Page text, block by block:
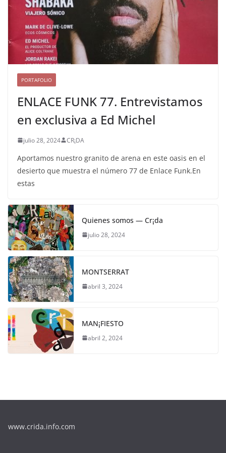
PORTAFOLIO
ENLACE FUNK 77. Entrevistamos
en exclusiva a Ed Michel
julio 28, 2024 CR¡DA
Aportamos nuestro granito de arena en este oasis en el
desierto que muestra el número 77 de Enlace Funk.En
estas
Quienes somos — Cr¡da
julio 28, 2024
MONTSERRAT
abril 3, 2024
MAN¡FIESTO
abril 2, 2024
www.crida.info.com